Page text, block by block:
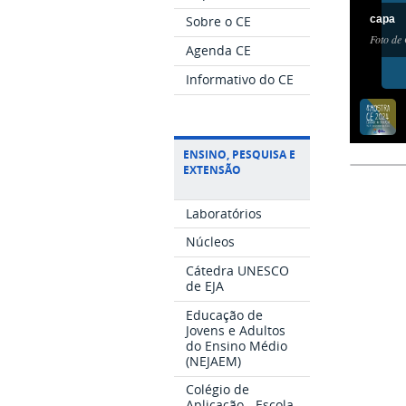
Sobre o CE
Agenda CE
Informativo do CE
ENSINO, PESQUISA E
EXTENSÃO
Laboratórios
Núcleos
Cátedra UNESCO
de EJA
Educação de
Jovens e Adultos
do Ensino Médio
(NEJAEM)
Colégio de
capa
Foto de